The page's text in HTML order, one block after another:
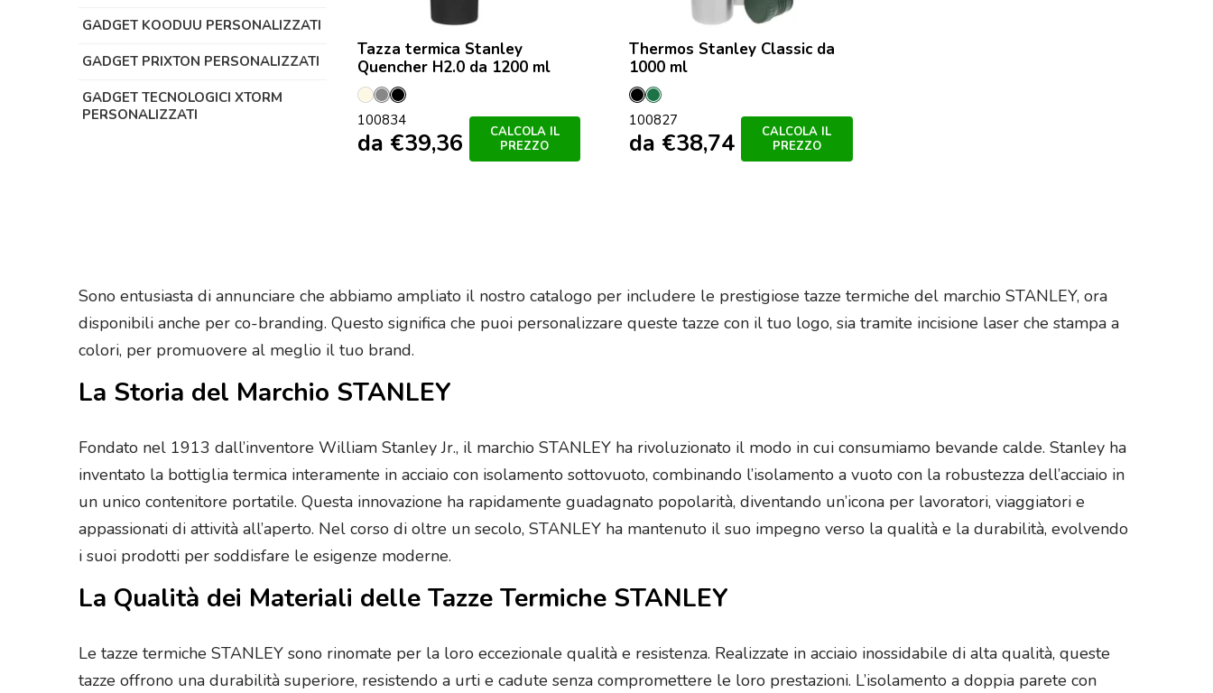
GADGET KOODUU PERSONALIZZATI
GADGET PRIXTON PERSONALIZZATI
GADGET TECNOLOGICI XTORM
PERSONALIZZATI
Tazza termica Stanley
Quencher H2.0 da 1200 ml
Crema
Grigio
Nero
100834
da €39,36
CALCOLA IL
PREZZO
Thermos Stanley Classic da
1000 ml
Nero
opaco
Verde
Foresta
100827
da €38,74
CALCOLA IL
PREZZO
Sono entusiasta di annunciare che abbiamo ampliato il nostro catalogo per includere le prestigiose tazze termiche del marchio STANLEY, ora
disponibili anche per co-branding. Questo significa che puoi personalizzare queste tazze con il tuo logo, sia tramite incisione laser che stampa a
colori, per promuovere al meglio il tuo brand.
La Storia del Marchio STANLEY
Fondato nel 1913 dall’inventore William Stanley Jr., il marchio STANLEY ha rivoluzionato il modo in cui consumiamo bevande calde. Stanley ha
inventato la bottiglia termica interamente in acciaio con isolamento sottovuoto, combinando l’isolamento a vuoto con la robustezza dell’acciaio in
un unico contenitore portatile. Questa innovazione ha rapidamente guadagnato popolarità, diventando un’icona per lavoratori, viaggiatori e
appassionati di attività all’aperto. Nel corso di oltre un secolo, STANLEY ha mantenuto il suo impegno verso la qualità e la durabilità, evolvendo
i suoi prodotti per soddisfare le esigenze moderne.
La Qualità dei Materiali delle Tazze Termiche STANLEY
Le tazze termiche STANLEY sono rinomate per la loro eccezionale qualità e resistenza. Realizzate in acciaio inossidabile di alta qualità, queste
tazze offrono una durabilità superiore, resistendo a urti e cadute senza compromettere le loro prestazioni. L’isolamento a doppia parete con